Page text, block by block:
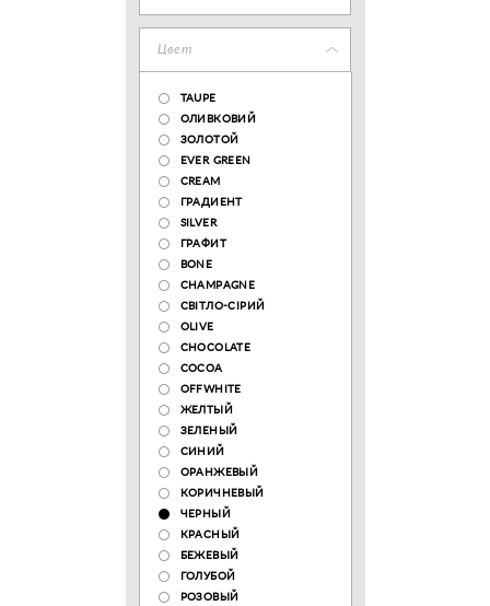
Цвет
TAUPE
ОЛИВКОВИЙ
ЗОЛОТОЙ
EVER GREEN
CREAM
ГРАДИЕНТ
SILVER
ГРАФИТ
BONE
CHAMPAGNE
СВІТЛО-СІРИЙ
OLIVE
CHOCOLATE
COCOA
OFFWHITE
ЖЕЛТЫЙ
ЗЕЛЕНЫЙ
СИНИЙ
ОРАНЖЕВЫЙ
КОРИЧНЕВЫЙ
ЧЕРНЫЙ
КРАСНЫЙ
БЕЖЕВЫЙ
ГОЛУБОЙ
РОЗОВЫЙ